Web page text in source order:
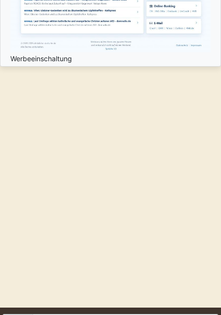
Werbeeinschaltung